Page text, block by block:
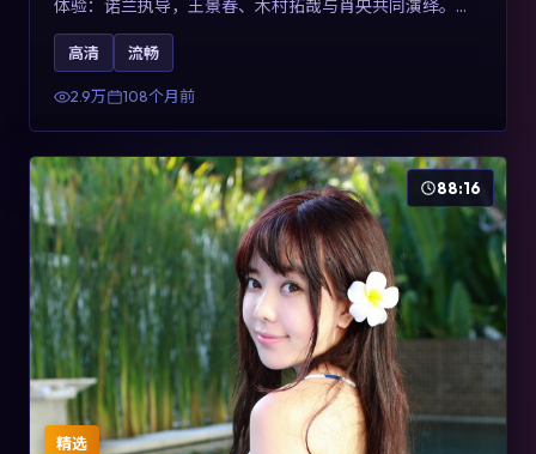
体验：诺兰执导，王景春、木村拓哉与肖央共同演绎。影
片2017年于澳大利亚上映，内容用喜剧外壳包裹对现实规
则的温和反讽，关键词包含高清流畅、人物关系与情节反
转，适合检索「2017战争」「澳大利亚电影」的用户。
高清 流畅
2.9万 108个月前
精选
88:16